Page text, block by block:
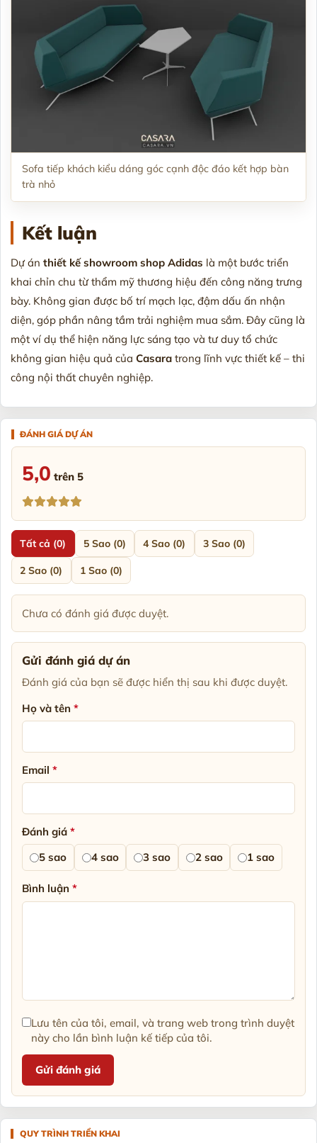
Sofa tiếp khách kiểu dáng góc cạnh độc đáo kết hợp bàn
trà nhỏ
Kết luận
Dự ánthiết kế showroom shop Adidas là một bước triển
khai chỉn chu từ thẩm mỹ thương hiệu đến công năng trưng
bày. Không gian được bố trí mạch lạc, đậm dấu ấn nhận
diện, góp phần nâng tầm trải nghiệm mua sắm. Đây cũng là
một ví dụ thể hiện năng lực sáng tạo và tư duy tổ chức
không gian hiệu quả củaCasara trong lĩnh vực thiết kế – thi
công nội thất chuyên nghiệp.
5,0 trên 5
Tất cả (0) 5 Sao (0) 4 Sao (0) 3 Sao (0)
2 Sao (0) 1 Sao (0)
Chưa có đánh giá được duyệt.
Gửi đánh giá dự án
Đánh giá của bạn sẽ được hiển thị sau khi được duyệt.
Họ và tên*
Email*
Đánh giá*
5 sao
4 sao 3 sao 2 sao 1 sao
Bình luận*
Lưu tên của tôi, email, và trang web trong trình duyệt
này cho lần bình luận kế tiếp của tôi.
QUY TRÌNH TRIỂN KHAI